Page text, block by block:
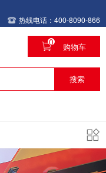
热线电话：400-8090-866
搜索
0 购物车